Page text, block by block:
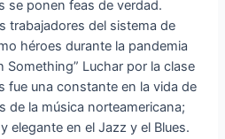
se ponen feas de verdad.
trabajadores del sistema de
héroes durante la pandemia
Luchar por la clase
fue una constante en la vida de
de la música norteamericana;
elegante en el Jazz y el Blues.